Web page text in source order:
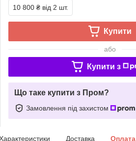
10 800 ₴ від 2 шт.
Купити
або
Купити з
Що таке купити з Пром?
Замовлення під захистом
Доставка Оплата